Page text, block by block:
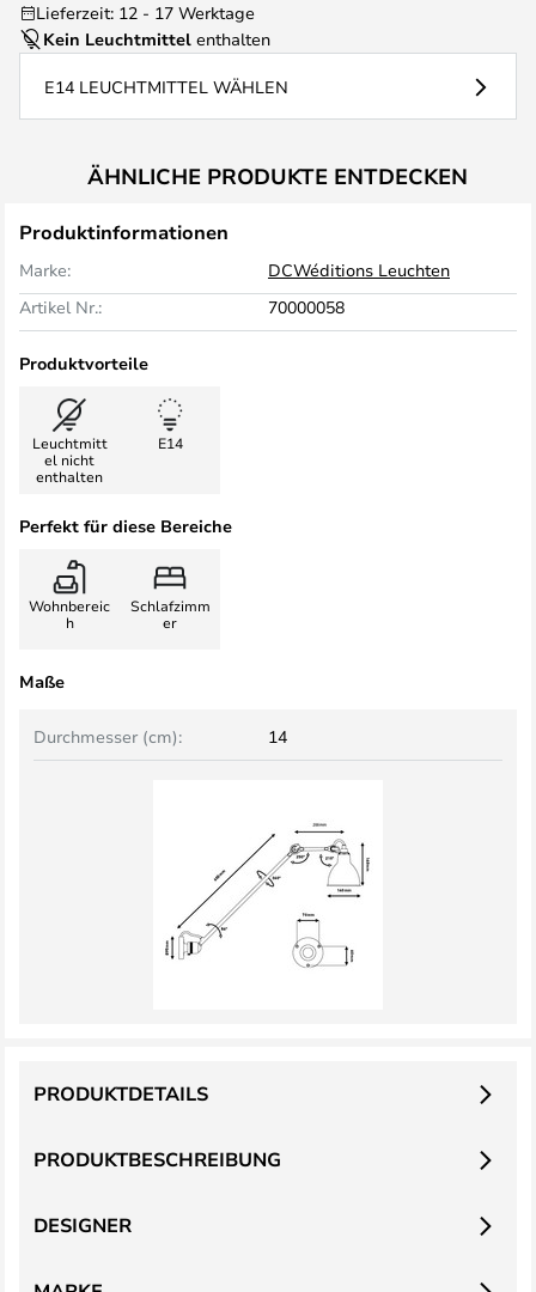
Lieferzeit: 12 - 17 Werktage
Kein Leuchtmittel enthalten
E14 LEUCHTMITTEL WÄHLEN
ÄHNLICHE PRODUKTE ENTDECKEN
Produktinformationen
Marke:
DCWéditions Leuchten
Artikel Nr.:
70000058
Produktvorteile
Leuchtmitt
el nicht
enthalten
E14
Perfekt für diese Bereiche
Wohnbereic
h
Schlafzimm
er
Maße
Durchmesser (cm): 14
PRODUKTBESCHREIBUNG
PRODUKTDETAILS
DESIGNER